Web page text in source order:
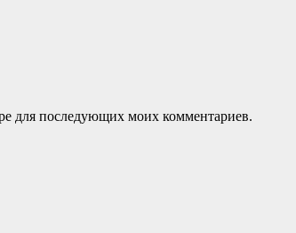
для последующих моих комментариев.